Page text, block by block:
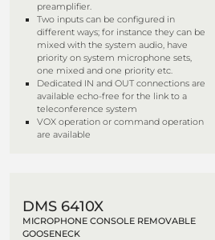
preamplifier.
Two inputs can be configured in
different ways; for instance they can be
mixed with the system audio, have
priority on system microphone sets,
one mixed and one priority etc.
Dedicated IN and OUT connections are
available echo-free for the link to a
teleconference system
VOX operation or command operation
are available
DMS 6410X
MICROPHONE CONSOLE REMOVABLE
GOOSENECK